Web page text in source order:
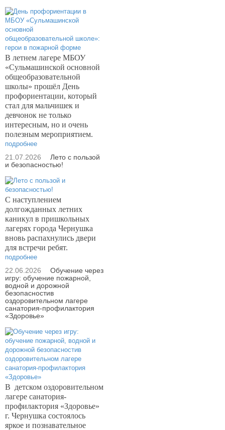
В летнем лагере МБОУ
«Сульмашинской основной
общеобразовательной
школы» прошёл День
профориентации, который
стал для мальчишек и
девчонок не только
интересным, но и очень
полезным мероприятием.
подробнее
21.07.2026
Лето с пользой
и безопасностью!
С наступлением
долгожданных летних
каникул в пришкольных
лагерях города Чернушка
вновь распахнулись двери
для встречи ребят.
подробнее
22.06.2026
Обучение через
игру: обучение пожарной,
водной и дорожной
безопасностив
оздоровительном лагере
санатория-профилактория
«Здоровье»
В детском оздоровительном
лагере санатория-
профилактория «Здоровье»
г. Чернушка состоялось
яркое и познавательное